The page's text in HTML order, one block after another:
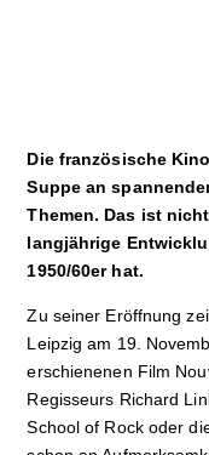
Campuskultur
Die französische
Suppe an
Themen. Das ist
langjährige
1950/60er hat.
Zu seiner Eröffnung
Leipzig am 19.
erschienenen Film
Regisseurs Richard
School of Rock oder